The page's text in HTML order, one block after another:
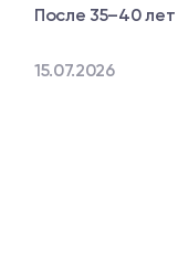
После 35–40
15.07.2026